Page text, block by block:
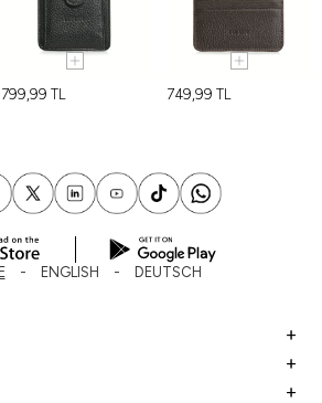
799,99 TL 749,99 TL
ENGLISH DEUTSCH